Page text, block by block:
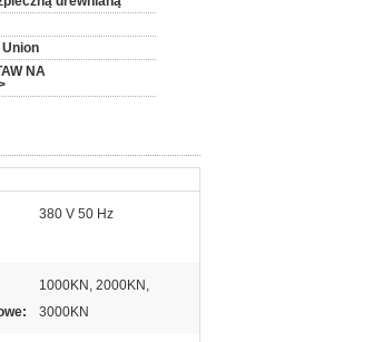
Union
NA
380 V 50 Hz
1000KN, 2000KN,
3000KN